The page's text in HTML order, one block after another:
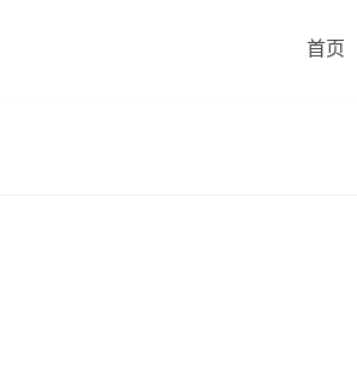
首页